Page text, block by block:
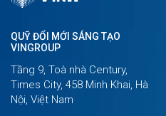
QUỸ ĐỔI MỚI SÁNG TẠO
VINGROUP
Tầng 9, Toà nhà Century,
Times City, 458 Minh Khai, Hà
Nội, Việt Nam